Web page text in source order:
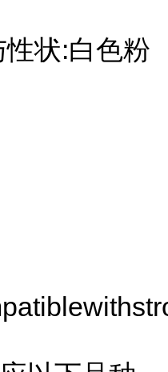
状:白色粉